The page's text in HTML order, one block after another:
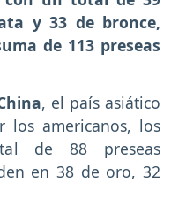
y 33 de bronce,
de 113 preseas
, el país asiático
los americanos, los
de 88 preseas
en 38 de oro, 32